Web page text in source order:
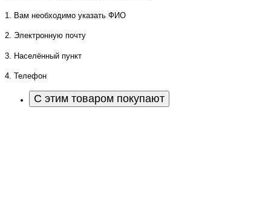
1. Вам необходимо указать ФИО
2. Электронную почту
3. Населённый пункт
4. Телефон
С этим товаром покупают